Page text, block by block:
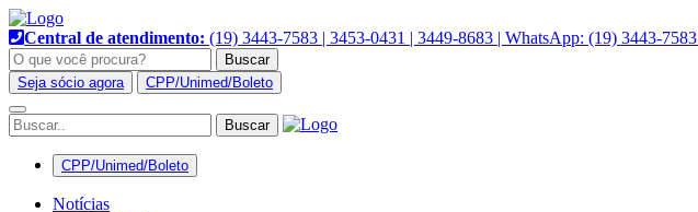
Pular
para
o
conteúdo
Central de atendimento: (19) 3443-7583 | 3453-0431 | 3449-8683 | WhatsApp: (19) 3443-7583
Buscar
Seja sócio agora
CPP/Unimed/Boleto
Alternar
navegação
CPP/Unimed/Boleto
Notícias